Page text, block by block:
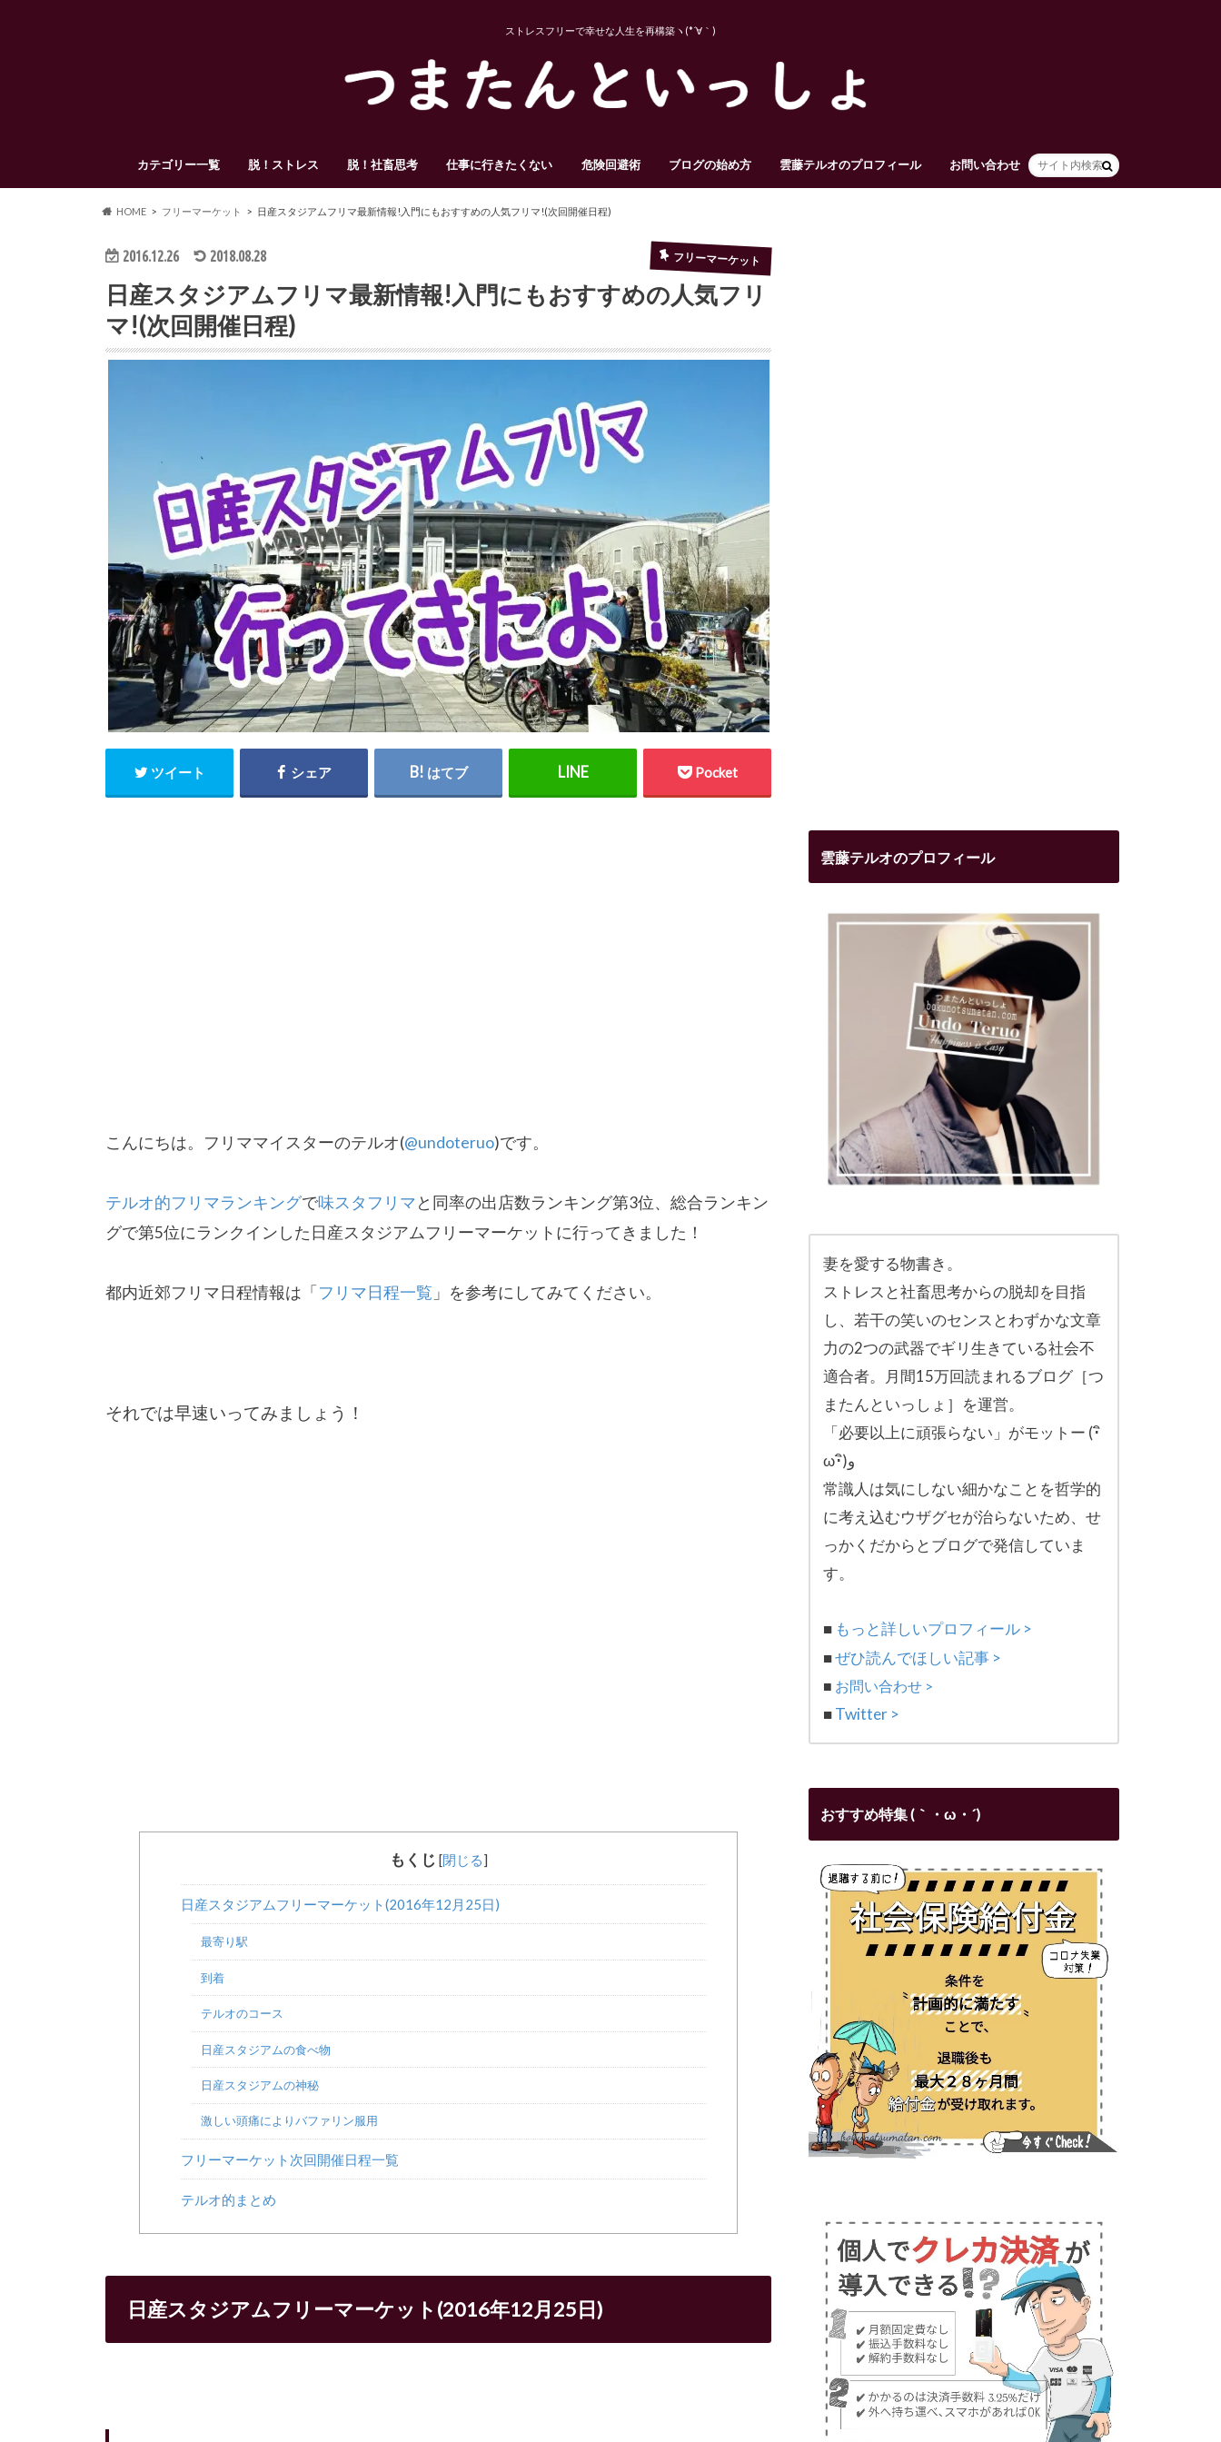
ストレスフリーで幸せな人生を再構築ヽ(*´∀｀)
カテゴリー一覧 脱！ストレス 脱！社畜思考 仕事に行きたくない 危険回避術 ブログの始め方 雲藤テルオのプロフィール お問い合わせ HOME
HOME フリーマーケット 日産スタジアムフリマ最新情報!入門にもおすすめの人気フリマ!(次回開催日程)
2016.12.26 2018.08.28 フリーマーケット
日産スタジアムフリマ最新情報!入門にもおすすめの人気フリ
マ!(次回開催日程)
ツイート シェア はてブ Pocket
こんにちは。フリママイスターのテルオ(@undoteruo)です。
テルオ的フリマランキングで味スタフリマと同率の出店数ランキング第3位、 総合ランキン
グで第5位にランクインした日産スタジアムフリーマーケットに行ってきました！
都内近郊フリマ日程情報は「 フリマ日程一覧 」を参考にしてみてください。
それでは早速いってみましょう！
もくじ [閉じる]
日産スタジアムフリーマーケット(2016年12月25日)
最寄り駅
到着
テルオのコース
日産スタジアムの食べ物
日産スタジアムの神秘
激しい頭痛によりバファリン服用
フリーマーケット次回開催日程一覧
テルオ的まとめ
日産スタジアムフリーマーケット(2016年12月25日)
雲藤テルオのプロフィール
妻を愛する物書き。
ストレスと社畜思考からの脱却を目指
し、 若干の笑いのセンスとわずかな文章
力の2つの武器でギリ生きている社会不
適合者。月間15万回読まれるブログ［つ
またんといっしょ］を運営。
「必要以上に頑張らない」がモットー (･ิ
ω･ิ)و
常識人は気にしない細かなことを哲学的
に考え込むウザグセが治らないため、せ
っかくだからとブログで発信していま
す。
■ もっと詳しいプロフィール >
■ぜひ読んでほしい記事 >
■ お問い合わせ >
■Twitter >
おすすめ特集 (｀・ω・´)ゞ